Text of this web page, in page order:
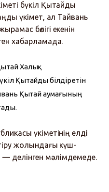
бүкіл Қытайды
үкімет, ал Тайвань
бөлігі екенін
хабарламада.
Халық
Қытайды білдіретін
Қытай аумағының
үкіметінің елді
жолындағы күш-
— делінген мәлімдемеде.